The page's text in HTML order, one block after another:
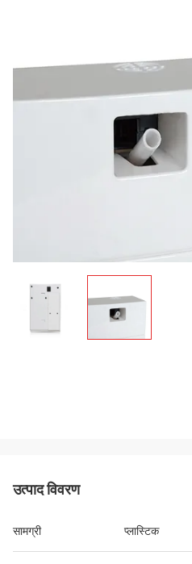
उत्पाद विवरण
सामग्री प्लास्टिक